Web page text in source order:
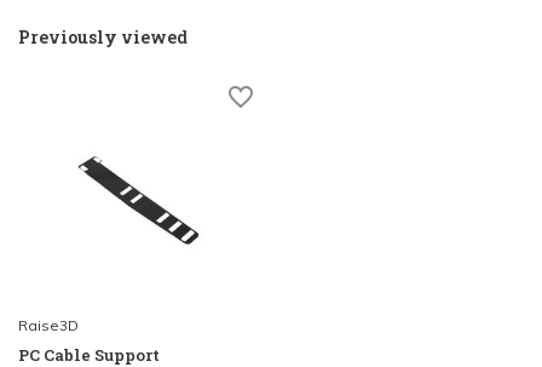
Previously viewed
Raise3D
PC Cable Support